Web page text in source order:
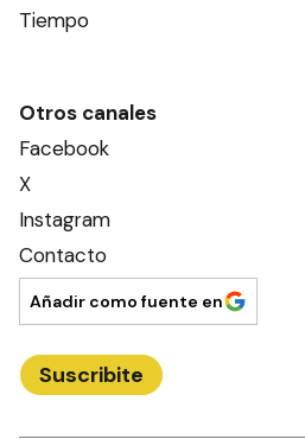
Tiempo
Otros canales
Facebook
X
Instagram
Contacto
Añadir como fuente en
Suscribite